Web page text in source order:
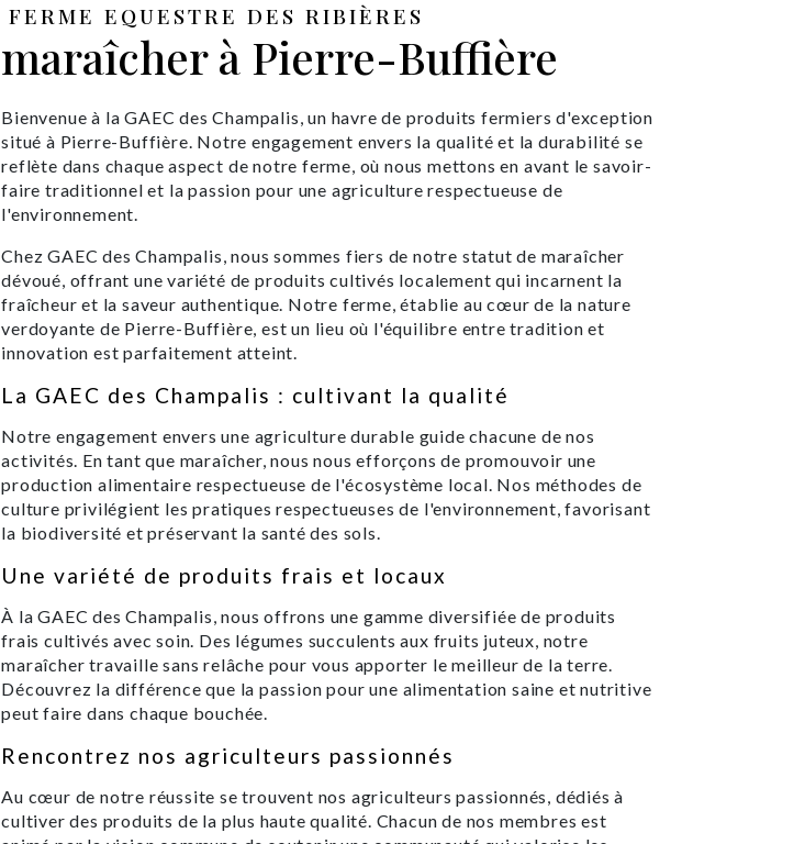
FERME EQUESTRE DES RIBIÈRES
maraîcher à Pierre-Buffière
Bienvenue à la GAEC des Champalis, un havre de produits fermiers d'exception
situé à Pierre-Buffière. Notre engagement envers la qualité et la durabilité se
reflète dans chaque aspect de notre ferme, où nous mettons en avant le savoir-
faire traditionnel et la passion pour une agriculture respectueuse de
l'environnement.
Chez GAEC des Champalis, nous sommes fiers de notre statut de maraîcher
dévoué, offrant une variété de produits cultivés localement qui incarnent la
fraîcheur et la saveur authentique. Notre ferme, établie au cœur de la nature
verdoyante de Pierre-Buffière, est un lieu où l'équilibre entre tradition et
innovation est parfaitement atteint.
La GAEC des Champalis : cultivant la qualité
Notre engagement envers une agriculture durable guide chacune de nos
activités. En tant que maraîcher, nous nous efforçons de promouvoir une
production alimentaire respectueuse de l'écosystème local. Nos méthodes de
culture privilégient les pratiques respectueuses de l'environnement, favorisant
la biodiversité et préservant la santé des sols.
Une variété de produits frais et locaux
À la GAEC des Champalis, nous offrons une gamme diversifiée de produits
frais cultivés avec soin. Des légumes succulents aux fruits juteux, notre
maraîcher travaille sans relâche pour vous apporter le meilleur de la terre.
Découvrez la différence que la passion pour une alimentation saine et nutritive
peut faire dans chaque bouchée.
Rencontrez nos agriculteurs passionnés
Au cœur de notre réussite se trouvent nos agriculteurs passionnés, dédiés à
cultiver des produits de la plus haute qualité. Chacun de nos membres est